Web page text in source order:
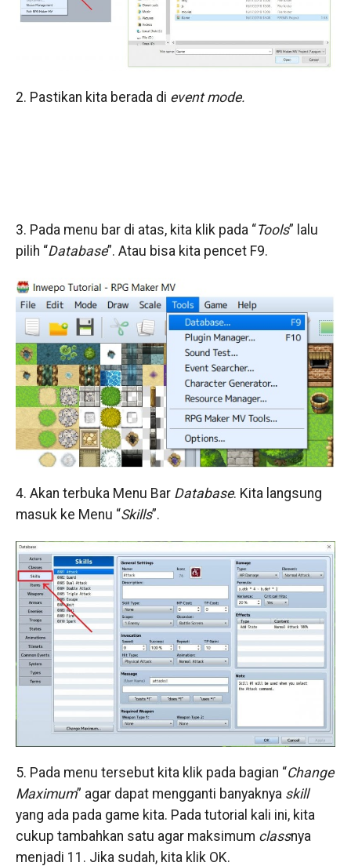
2. Pastikan kita berada di event mode.
3. Pada menu bar di atas, kita klik pada “Tools” lalu
pilih “Database”. Atau bisa kita pencet F9.
4. Akan terbuka Menu Bar Database. Kita langsung
masuk ke Menu “Skills”.
5. Pada menu tersebut kita klik pada bagian “Change
Maximum” agar dapat mengganti banyaknya skill
yang ada pada game kita. Pada tutorial kali ini, kita
cukup tambahkan satu agar maksimum classnya
menjadi 11. Jika sudah, kita klik OK.